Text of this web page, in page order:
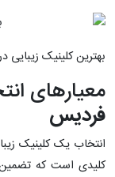
بهترین کلینیک زیبایی
معیارهای
فردیس
انتخاب یک کلینیک
کلیدی است که